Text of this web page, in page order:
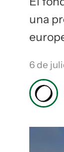
una
6 de